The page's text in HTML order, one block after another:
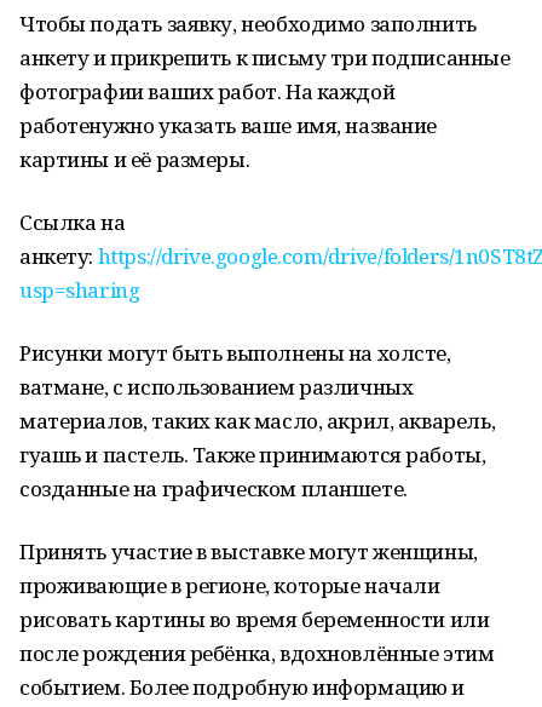
Чтобы подать заявку, необходимо заполнить
анкету и прикрепить к письму три подписанные
фотографии ваших работ. На каждой
работенужно указать ваше имя, название
картины и её размеры.
Ссылка на
анкету: https://drive.google.com/drive/folders/
usp=sharing
Рисунки могут быть выполнены на холсте,
ватмане, с использованием различных
материалов, таких как масло, акрил, акварель,
гуашь и пастель. Также принимаются работы,
созданные на графическом планшете.
Принять участие в выставке могут женщины,
проживающие в регионе, которые начали
рисовать картины во время беременности или
после рождения ребёнка, вдохновлённые этим
событием. Более подробную информацию и